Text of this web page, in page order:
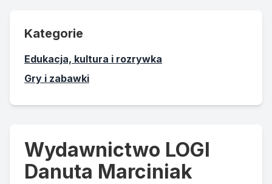
Kategorie
Edukacja, kultura i rozrywka
Gry i zabawki
Wydawnictwo LOGI
Danuta Marciniak